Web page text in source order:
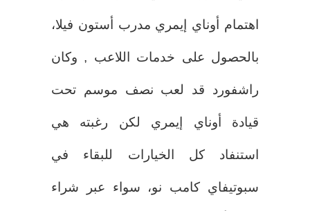
اهتمام أوناي إيمري مدرب أستون فيلا،
بالحصول على خدمات اللاعب , وكان
راشفورد قد لعب نصف موسم تحت
قيادة أوناي إيمري لكن رغبته هي
استنفاد كل الخيارات للبقاء في
سبوتيفاي كامب نو، سواء عبر شراء